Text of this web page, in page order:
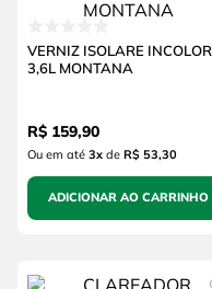
VERNIZ ISOLARE INCOLOR
3,6L MONTANA
R$ 159,90
Ou em até 3xde R$ 53,30
ADICIONAR AO CARRINHO